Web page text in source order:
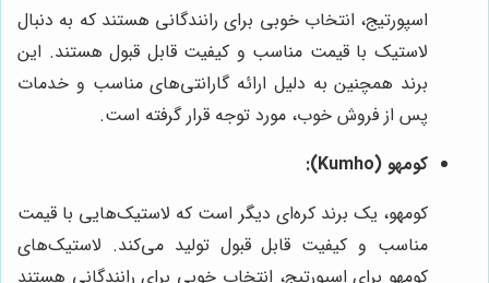
اسپورتیج، انتخاب خوبی برای رانندگانی هستند که به دنبال
لاستیک با قیمت مناسب و کیفیت قابل قبول هستند. این
برند همچنین به دلیل ارائه گارانتی‌های مناسب و خدمات
پس از فروش خوب، مورد توجه قرار گرفته است.
کومهو (Kumho):
کومهو، یک برند کره‌ای دیگر است که لاستیک‌هایی با قیمت
مناسب و کیفیت قابل قبول تولید می‌کند. لاستیک‌های
کومهو برای اسپورتیج، انتخاب خوبی برای رانندگانی هستند